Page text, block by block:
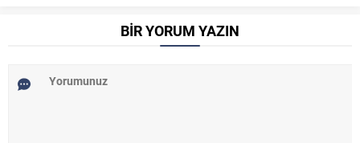
BİR YORUM YAZIN